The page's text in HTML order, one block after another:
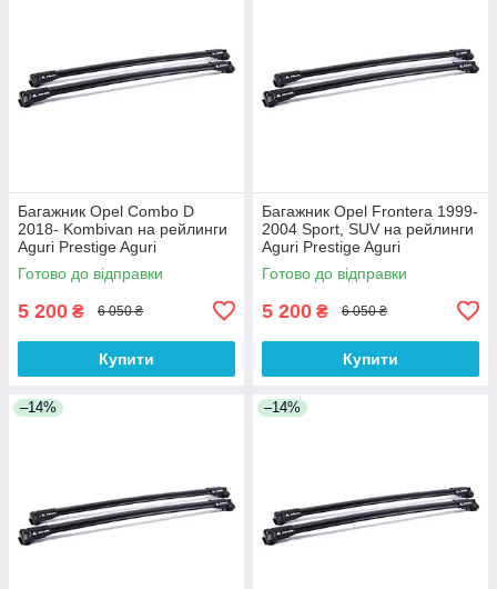
Багажник Opel Combo D
2018- Kombivan на рейлинги
Aguri Prestige Aguri
Готово до відправки
5 200 ₴ 6 050 ₴
Купити
Багажник Opel Frontera 1999-
2004 Sport, SUV на рейлинги
Aguri Prestige Aguri
Готово до відправки
5 200 ₴ 6 050 ₴
Купити
–14% –14%